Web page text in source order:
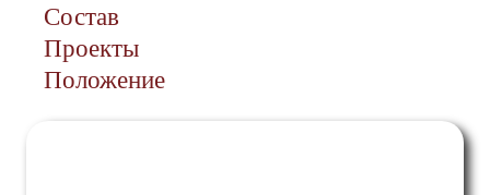
Состав
Проекты
Положение